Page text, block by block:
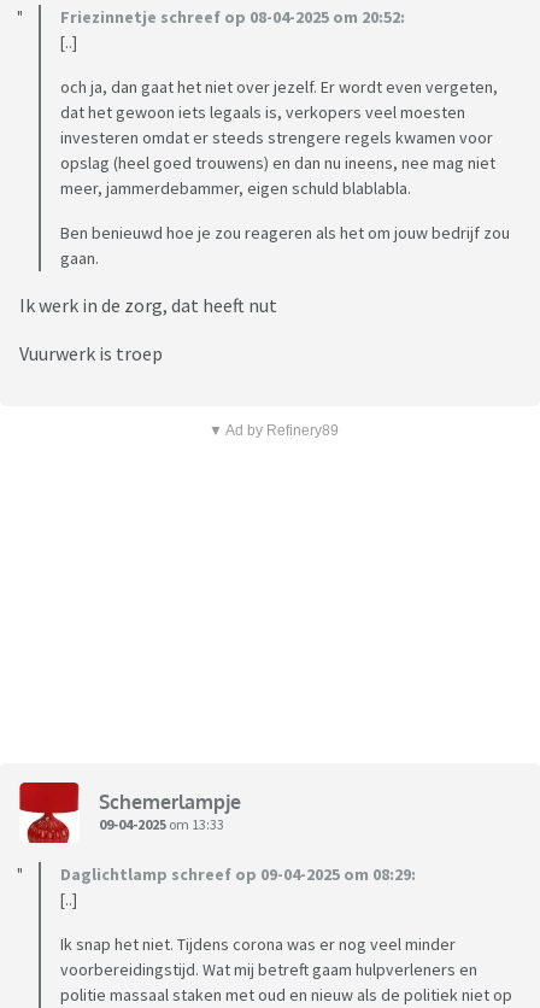
Friezinnetje schreef op 08-04-2025 om 20:52:
[..]
och ja, dan gaat het niet over jezelf. Er wordt even vergeten,
dat het gewoon iets legaals is, verkopers veel moesten
investeren omdat er steeds strengere regels kwamen voor
opslag (heel goed trouwens) en dan nu ineens, nee mag niet
meer, jammerdebammer, eigen schuld blablabla.
Ben benieuwd hoe je zou reageren als het om jouw bedrijf zou
gaan.
Ik werk in de zorg, dat heeft nut
Vuurwerk is troep
▼ Ad by Refinery89
Schemerlampje
09-04-2025 om 13:33
Daglichtlamp schreef op 09-04-2025 om 08:29:
[..]
Ik snap het niet. Tijdens corona was er nog veel minder
voorbereidingstijd. Wat mij betreft gaam hulpverleners en
politie massaal staken met oud en nieuw als de politiek niet op